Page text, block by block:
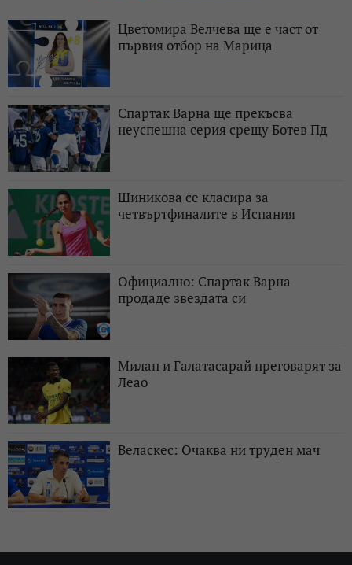
Цветомира Велчева ще е част от
първия отбор на Марица
Спартак Варна ще прекъсва
неуспешна серия срещу Ботев Пд
Шиникова се класира за
четвъртфиналите в Испания
Официално: Спартак Варна
продаде звездата си
Милан и Галатасарай преговарят за
Леао
Веласкес: Очаква ни труден мач